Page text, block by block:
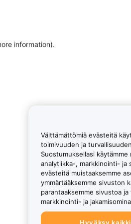
information).
Välttämättömiä evästeitä
toimivuuden ja
Suostumuksellasi käytämme
analytiikka-, markkinointi- ja
evästeitä muistaaksemme
ymmärtääksemme sivuston
parantaaksemme sivustoa ja
markkinointi- ja